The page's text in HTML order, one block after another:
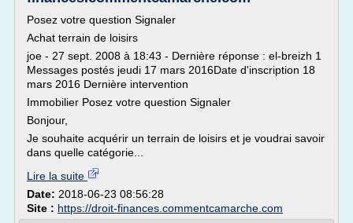
Posez votre question Signaler
Achat terrain de loisirs
joe - 27 sept. 2008 à 18:43 - Dernière réponse : el-breizh 1
Messages postés jeudi 17 mars 2016Date d'inscription 18
mars 2016 Dernière intervention
Immobilier Posez votre question Signaler
Bonjour,
Je souhaite acquérir un terrain de loisirs et je voudrai savoir
dans quelle catégorie...
Lire la suite
Date: 2018-06-23 08:56:28
Site : https://droit-finances.commentcamarche.com